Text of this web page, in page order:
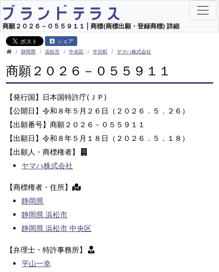
商願２０２６－０５５９１１ | 商標(商標出願・登録商標) 詳細
シェア
静岡県 浜松市 中央区 中沢町 ヤマハ株式会社
商願２０２６－０５５９１１
【発行国】日本国特許庁(ＪＰ)
【公開日】令和８年５月２６日（２０２６．５．２６）
【出願番号】商願２０２６－０５５９１１
【出願日】令和８年５月１８日（２０２６．５．１８）
【出願人・商標権者】
ヤマハ株式会社
【商標権者・住所】
静岡県
静岡県 浜松市
静岡県 浜松市 中央区
【弁理士・特許事務所】
平山一幸